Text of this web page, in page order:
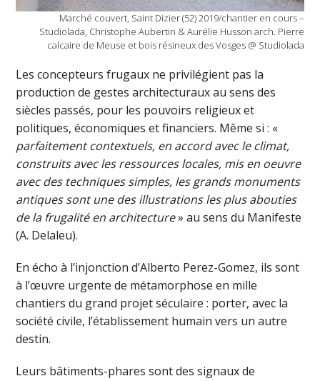
Marché couvert, Saint Dizier (52) 2019/chantier en cours –
Studiolada, Christophe Aubertin & Aurélie Husson arch. Pierre
calcaire de Meuse et bois résineux des Vosges @ Studiolada
Les concepteurs frugaux ne privilégient pas la
production de gestes architecturaux au sens des
siècles passés, pour les pouvoirs religieux et
politiques, économiques et financiers. Même si : «
parfaitement contextuels, en accord avec le climat,
construits avec les ressources locales, mis en oeuvre
avec des techniques simples, les grands monuments
antiques sont une des illustrations les plus abouties
de la frugalité en architecture» au sens du Manifeste
(A. Delaleu).
En écho à l’injonction d’Alberto Perez-Gomez, ils sont
à l’œuvre urgente de métamorphose en mille
chantiers du grand projet séculaire : porter, avec la
société civile, l’établissement humain vers un autre
destin.
Leurs bâtiments-phares sont des signaux de